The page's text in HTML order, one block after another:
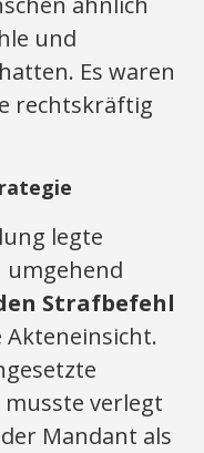
und
Es waren
rechtskräftig
legte
umgehend
Strafbefehl
verlegt
Mandant als